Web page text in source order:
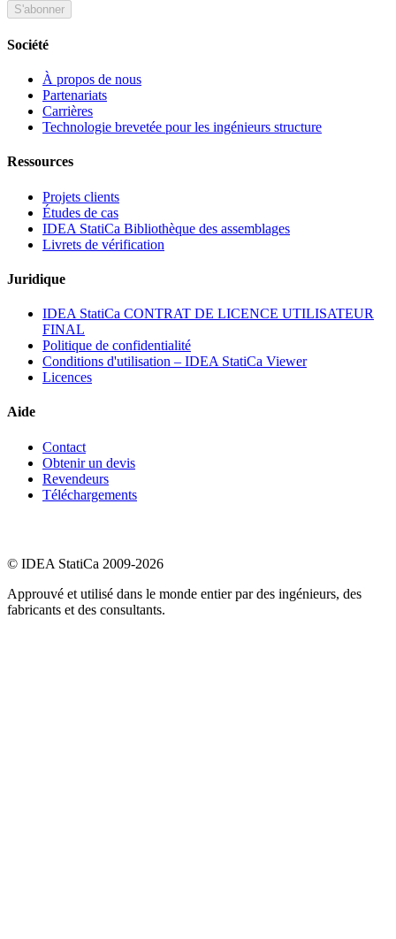
S'abonner
Société
À propos de nous
Partenariats
Carrières
Technologie brevetée pour les ingénieurs structure
Ressources
Projets clients
Études de cas
IDEA StatiCa Bibliothèque des assemblages
Livrets de vérification
Juridique
IDEA StatiCa CONTRAT DE LICENCE UTILISATEUR
FINAL
Politique de confidentialité
Conditions d'utilisation – IDEA StatiCa Viewer
Licences
Aide
Contact
Obtenir un devis
Revendeurs
Téléchargements
© IDEA StatiCa 2009-2026
Approuvé et utilisé dans le monde entier par des ingénieurs, des
fabricants et des consultants.